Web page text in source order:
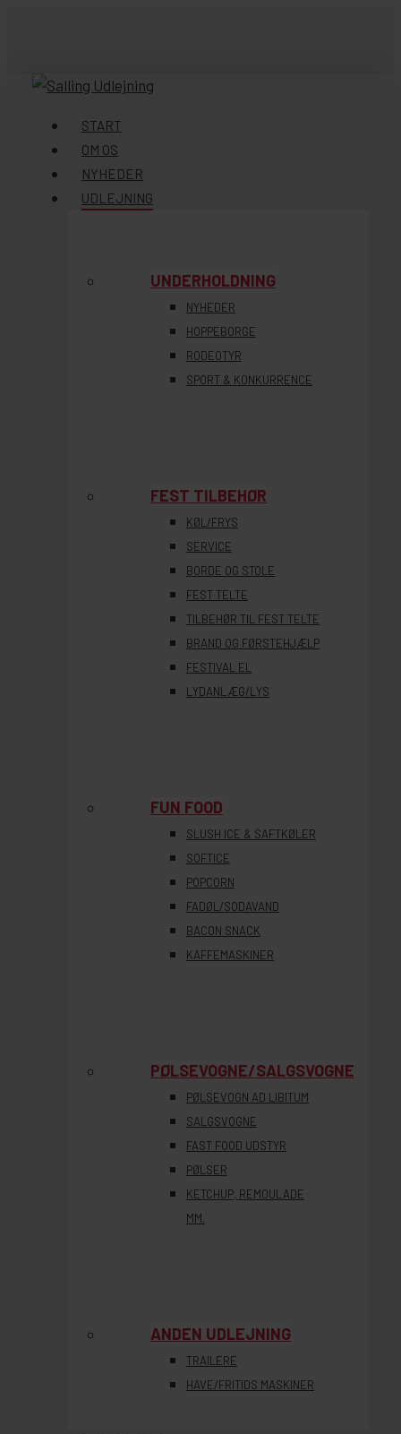
content
søg
Menu
START
OM OS
NYHEDER
UDLEJNING
UNDERHOLDNING
NYHEDER
HOPPEBORGE
RODEOTYR
SPORT & KONKURRENCE
FEST TILBEHØR
KØL/FRYS
SERVICE
BORDE OG STOLE
FEST TELTE
TILBEHØR TIL FEST TELTE
BRAND OG FØRSTEHJÆLP
FESTIVAL EL
LYDANLÆG/LYS
FUN FOOD
SLUSH ICE & SAFTKØLER
SOFTICE
POPCORN
FADØL/SODAVAND
BACON SNACK
KAFFEMASKINER
PØLSEVOGNE/SALGSVOGNE
PØLSEVOGN AD LIBITUM
SALGSVOGNE
FAST FOOD UDSTYR
PØLSER
KETCHUP, REMOULADE
MM.
ANDEN UDLEJNING
TRAILERE
HAVE/FRITIDS MASKINER